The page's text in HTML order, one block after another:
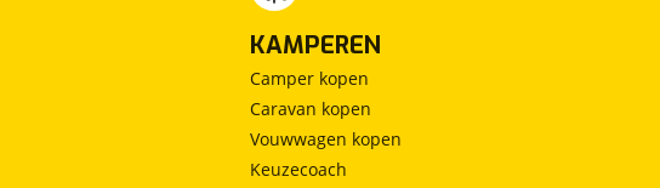
KAMPEREN
Camper kopen
Caravan kopen
Vouwwagen kopen
Keuzecoach